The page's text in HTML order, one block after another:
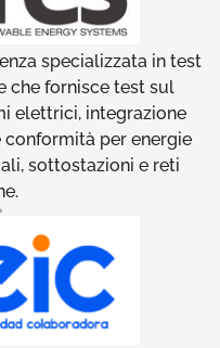
specializzata in test
che fornisce test sul
elettrici, integrazione
conformità per energie
sottostazioni e reti